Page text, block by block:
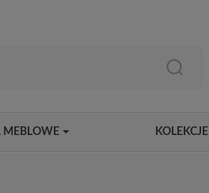
MEBLOWE KOLEKCJE